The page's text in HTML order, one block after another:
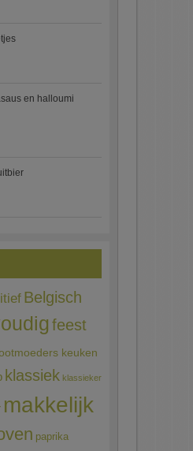
en halloumi
Belgisch
feest
keuken
klassiek klassieker
makkelijk
paprika